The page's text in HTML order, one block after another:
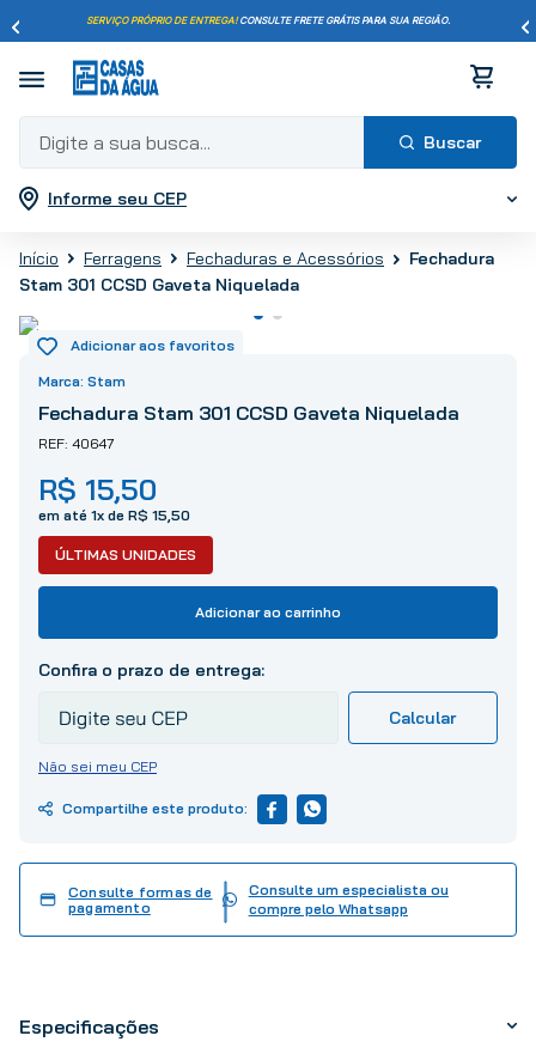
SERVIÇO PRÓPRIO DE ENTREGA!CONSULTE FRETE GRÁTIS PARA SUA REGIÃO.
Digite a sua busca...
Informe seu CEP
Ferragens Fechaduras e Acessórios
Fechadura
Stam 301 CCSD Gaveta Niquelada
Stam
Fechadura Stam 301 CCSD Gaveta Niquelada
40647
R$ 15,50
em até 1x de R$ 15 50
ÚLTIMAS UNIDADES
Adicionar ao carrinho
Não sei meu CEP
Consulte formas de
pagamento
Consulte um especialista ou
compre pelo Whatsapp
Especificações
Termos mais buscados
º
porcelanato
4
º
revestimento
5º
vaso sanitário
6º
chuveiro
7º
cimento
8º
torneira
9 º
telha
10º tinta